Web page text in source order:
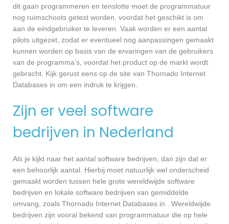
dit gaan programmeren en tenslotte moet de programmatuur
nog ruimschoots getest worden, voordat het geschikt is om
aan de eindgebruiker te leveren. Vaak worden er een aantal
pilots uitgezet, zodat er eventueel nog aanpassingen gemaakt
kunnen worden op basis van de ervaringen van de gebruikers
van de programma’s, voordat het product op de markt wordt
gebracht. Kijk gerust eens op de site van Thornado Internet
Databases in om een indruk te krijgen.
Zijn er veel software
bedrijven in Nederland
Als je kijkt naar het aantal software bedrijven, dan zijn dat er
een behoorlijk aantal. Hierbij moet natuurlijk wel onderscheid
gemaakt worden tussen hele grote wereldwijde software
bedrijven en lokale software bedrijven van gemiddelde
omvang, zoals Thornado Internet Databases in . Wereldwijde
bedrijven zijn vooral bekend van programmatuur die op hele